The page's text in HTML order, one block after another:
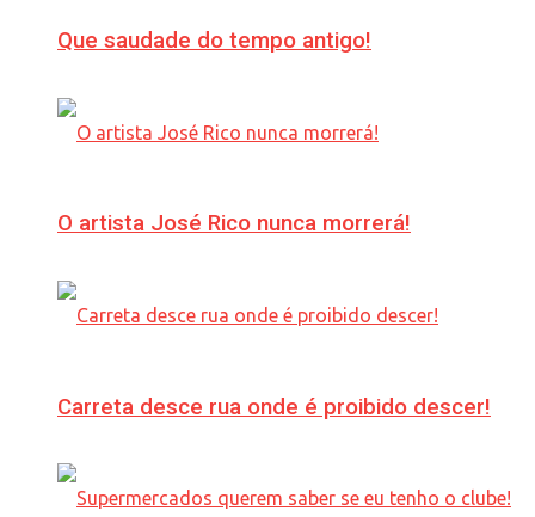
Que saudade do tempo antigo!
O artista José Rico nunca morrerá!
Carreta desce rua onde é proibido descer!